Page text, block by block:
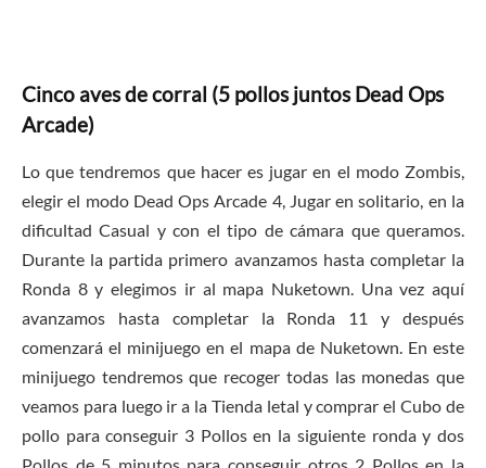
Cinco aves de corral (5 pollos juntos Dead Ops
Arcade)
Lo que tendremos que hacer es jugar en el modo Zombis,
elegir el modo Dead Ops Arcade 4, Jugar en solitario, en la
dificultad Casual y con el tipo de cámara que queramos.
Durante la partida primero avanzamos hasta completar la
Ronda 8 y elegimos ir al mapa Nuketown. Una vez aquí
avanzamos hasta completar la Ronda 11 y después
comenzará el minijuego en el mapa de Nuketown. En este
minijuego tendremos que recoger todas las monedas que
veamos para luego ir a la Tienda letal y comprar el Cubo de
pollo para conseguir 3 Pollos en la siguiente ronda y dos